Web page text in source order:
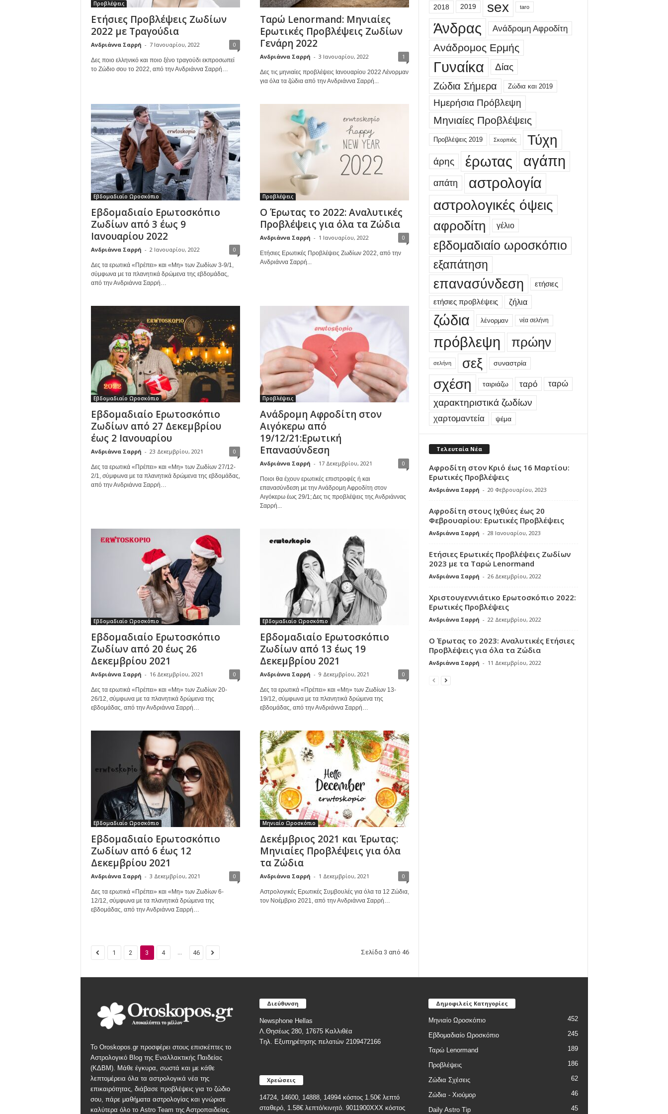
Προβλέψεις
Ετήσιες Προβλέψεις Ζωδίων
2022 με Τραγούδια
Ανδριάννα Σαρρή - 7 Ιανουαρίου, 2022 0
Δες ποιο ελληνικό και ποιο ξένο τραγούδι εκπροσωπεί
το Ζώδιο σου το 2022, από την Ανδριάννα Σαρρή…
Ταρώ Lenormand: Μηνιαίες
Ερωτικές Προβλέψεις Ζωδίων
Γενάρη 2022
Ανδριάννα Σαρρή - 3 Ιανουαρίου, 2022 1
Δες τις μηνιαίες προβλέψεις Ιανουαρίου 2022 Λένορμαν
για όλα τα ζώδια από την Ανδριάννα Σαρρή...
Εβδομαδιαίο Ωροσκόπιο
Εβδομαδιαίο Ερωτοσκόπιο
Ζωδίων από 3 έως 9
Ιανουαρίου 2022
Ανδριάννα Σαρρή - 2 Ιανουαρίου, 2022 0
Δες τα ερωτικά «Πρέπει» και «Μη» των Ζωδίων 3-9/1,
σύμφωνα με τα πλανητικά δρώμενα της εβδομάδας,
από την Ανδριάννα Σαρρή…
Προβλέψεις
Ο Έρωτας το 2022: Αναλυτικές
Προβλέψεις για όλα τα Ζώδια
Ανδριάννα Σαρρή - 1 Ιανουαρίου, 2022 0
Ετήσιες Ερωτικές Προβλέψεις Ζωδίων 2022, από την
Ανδριάννα Σαρρή...
Εβδομαδιαίο Ωροσκόπιο
Εβδομαδιαίο Ερωτοσκόπιο
Ζωδίων από 27 Δεκεμβρίου
έως 2 Ιανουαρίου
Ανδριάννα Σαρρή - 23 Δεκεμβρίου, 2021 0
Δες τα ερωτικά «Πρέπει» και «Μη» των Ζωδίων 27/12-
2/1, σύμφωνα με τα πλανητικά δρώμενα της εβδομάδας,
από την Ανδριάννα Σαρρή…
Προβλέψεις
Ανάδρομη Αφροδίτη στον
Αιγόκερω από
19/12/21:Ερωτική
Επανασύνδεση
Ανδριάννα Σαρρή - 17 Δεκεμβρίου, 2021 0
Ποιοι θα έχουν ερωτικές επιστροφές ή και
επανασύνδεση με την Ανάδρομη Αφροδίτη στον
Αιγόκερω έως 29/1; Δες τις προβλέψεις της Ανδριάννας
Σαρρή...
Εβδομαδιαίο Ωροσκόπιο
Εβδομαδιαίο Ερωτοσκόπιο
Ζωδίων από 20 έως 26
Δεκεμβρίου 2021
Ανδριάννα Σαρρή - 16 Δεκεμβρίου, 2021 0
Δες τα ερωτικά «Πρέπει» και «Μη» των Ζωδίων 20-
26/12, σύμφωνα με τα πλανητικά δρώμενα της
εβδομάδας, από την Ανδριάννα Σαρρή…
Εβδομαδιαίο Ωροσκόπιο
Εβδομαδιαίο Ερωτοσκόπιο
Ζωδίων από 13 έως 19
Δεκεμβρίου 2021
Ανδριάννα Σαρρή - 9 Δεκεμβρίου, 2021 0
Δες τα ερωτικά «Πρέπει» και «Μη» των Ζωδίων 13-
19/12, σύμφωνα με τα πλανητικά δρώμενα της
εβδομάδας, από την Ανδριάννα Σαρρή…
Εβδομαδιαίο Ωροσκόπιο
Εβδομαδιαίο Ερωτοσκόπιο
Ζωδίων από 6 έως 12
Δεκεμβρίου 2021
Ανδριάννα Σαρρή - 3 Δεκεμβρίου, 2021 0
Δες τα ερωτικά «Πρέπει» και «Μη» των Ζωδίων 6-
12/12, σύμφωνα με τα πλανητικά δρώμενα της
εβδομάδας, από την Ανδριάννα Σαρρή…
Μηνιαίο Ωροσκόπιο
Δεκέμβριος 2021 και Έρωτας:
Μηνιαίες Προβλέψεις για όλα
τα Ζώδια
Ανδριάννα Σαρρή - 1 Δεκεμβρίου, 2021 0
Αστρολογικές Ερωτικές Συμβουλές για όλα τα 12 Ζώδια,
τον Νοέμβριο 2021, από την Ανδριάννα Σαρρή…
1 2 3 4 ... 46 Σελίδα 3 από 46
2018 2019 sex taro
Άνδρας Ανάδρομη Αφροδίτη
Ανάδρομος Ερμής
Γυναίκα
Δίας
Ζώδια Σήμερα
Ζώδια και 2019
Ημερήσια Πρόβλεψη
Μηνιαίες Προβλέψεις
Προβλέψεις 2019 Σκορπιός Τύχη
άρης έρωτας αγάπη
απάτη
αστρολογία
αστρολογικές όψεις
αφροδίτη γέλιο
εβδομαδιαίο ωροσκόπιο
εξαπάτηση
επανασύνδεση ετήσιες
ετήσιες προβλέψεις ζήλια
ζώδια λένορμαν νέα σελήνη
πρόβλεψη πρώην
σελήνη σεξ συναστρία
σχέση ταιριάζω ταρό ταρώ
χαρακτηριστικά ζωδίων
χαρτομαντεία ψέμα
Τελευταία Νέα
Αφροδίτη στον Κριό έως 16 Μαρτίου:
Ερωτικές Προβλέψεις
Ανδριάννα Σαρρή - 20 Φεβρουαρίου, 2023
Αφροδίτη στους Ιχθύες έως 20
Φεβρουαρίου: Ερωτικές Προβλέψεις
Ανδριάννα Σαρρή - 28 Ιανουαρίου, 2023
Ετήσιες Ερωτικές Προβλέψεις Ζωδίων
2023 με τα Ταρώ Lenormand
Ανδριάννα Σαρρή - 26 Δεκεμβρίου, 2022
Χριστουγεννιάτικο Ερωτοσκόπιο 2022:
Ερωτικές Προβλέψεις
Ανδριάννα Σαρρή - 22 Δεκεμβρίου, 2022
Ο Έρωτας το 2023: Αναλυτικές Ετήσιες
Προβλέψεις για όλα τα Ζώδια
Ανδριάννα Σαρρή - 11 Δεκεμβρίου, 2022
Το Oroskopos.gr προσφέρει στους επισκέπτες το
Αστρολογικό Blog της Εναλλακτικής Παιδείας
(ΚΔΒΜ). Μάθε έγκυρα, σωστά και με κάθε
λεπτομέρεια όλα τα αστρολογικά νέα της
επικαιρότητας, διάβασε προβλέψεις για το ζώδιο
σου, πάρε μαθήματα αστρολογίας και γνώρισε
καλύτερα όλο το Astro Team της Αστροπαιδείας.
Διεύθυνση
Newsphone Hellas
Λ.Θησέως 280, 17675 Καλλιθέα
Tηλ. Εξυπηρέτησης πελατών 2109472166
Χρεώσεις
14724, 14600, 14888, 14994 κόστος 1.50€ λεπτό
σταθερό, 1.58€ λεπτό/κινητό. 9011900ΧΧΧ κόστος
Δημοφιλείς Κατηγορίες
Μηνιαίο Ωροσκόπιο 452
Εβδομαδιαίο Ωροσκόπιο 245
Ταρώ Lenormand 189
Προβλέψεις 186
Ζώδια Σχέσεις 62
Ζώδια - Χιούμορ 46
Daily Astro Tip 45